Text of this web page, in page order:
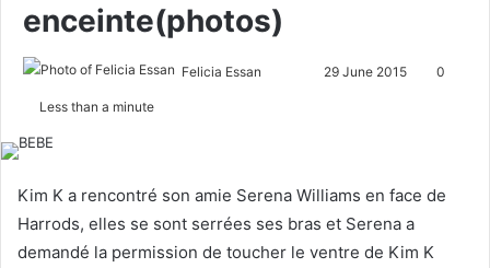
enceinte(photos)
Felicia Essan
w
o
n
n
e
m
29 June 2015 0
Less than a minute
Kim K a rencontré son amie Serena Williams en face de
Harrods, elles se sont serrées ses bras et Serena a
demandé la permission de toucher le ventre de Kim K